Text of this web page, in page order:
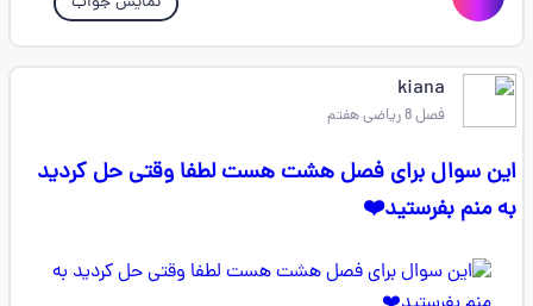
kiana
فصل 8 ریاضی هفتم
این سوال برای فصل هشت هست لطفا وقتی حل کردید
به منم بفرستید❤️